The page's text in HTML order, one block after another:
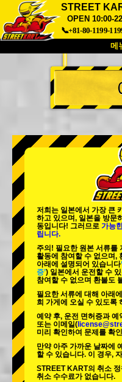
STREET
OPEN 10:00-
📞+81-80-1199-
메
소개
접근성
도쿄 아키하바라#2
도쿄 시부야 애넥스
도쿄 아사쿠사
오키나와
저희는 일본에서 가장 큰
하고 있으며, 일본을 방문
동입니다! 그러므로 가능
립니다.
주의! 필요한 원본 서류를
활동에 참여할 수 없으며,
아래에 설명되어 있습니다
증’) 일본에서 운전할 수
참여할 수 없으며 환불도
필요한 서류에 대해 아래
희 가게에 오실 수 있도록
예약 후, 운전 면허증과 예
또는 이메일(
미리 확인하여 문제를 확
만약 아주 가까운 날짜에
할 수 있습니다. 이 경우,
STREET KART의 취소
취소 수수료가 없습니다.